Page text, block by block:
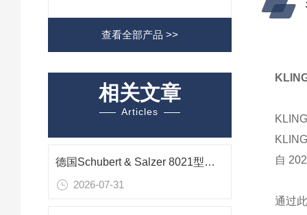
查看全部产品 >>
相关文章
Articles
德国Schubert & Salzer 8021型不锈钢滑动闸阀在蒸汽流量调节中的应用
2026-07-31
自
通过